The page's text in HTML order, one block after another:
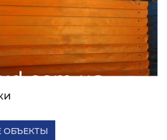
ОБЪЕКТЫ